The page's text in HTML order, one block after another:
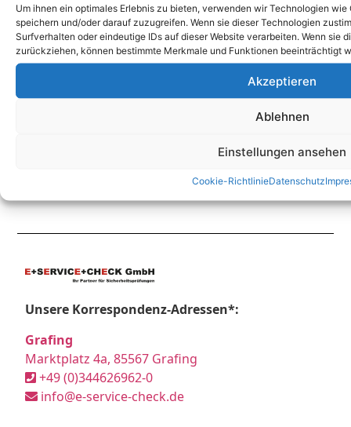
Um ihnen ein optimales Erlebnis zu bieten, verwenden wir Technologien
speichern und/oder darauf zuzugreifen. Wenn sie dieser Technologien
Surfverhalten oder eindeutige IDs auf dieser Website verarbeiten. Wenn sie
zurückziehen, können bestimmte Merkmale und Funktionen beeinträchtigt
Akzeptieren
Ablehnen
Einstellungen ansehen
Cookie-RichtlinieDatenschutz
Zum Kontaktformular
Unsere Korrespondenz-Adressen*:
Grafing
Marktplatz 4a, 85567 Grafing
+49 (0)344626962-0
info@e-service-check.de